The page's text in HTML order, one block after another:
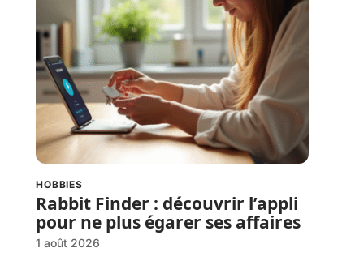
HOBBIES
Rabbit Finder : découvrir l’appli
pour ne plus égarer ses affaires
1 août 2026